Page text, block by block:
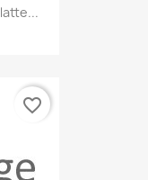
favorite_border